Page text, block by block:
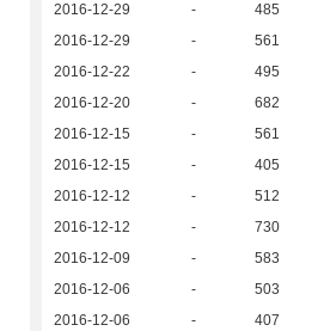
2016-12-29
- 485
2016-12-29
- 561
2016-12-22
- 495
2016-12-20
- 682
2016-12-15
- 561
2016-12-15
- 405
2016-12-12
- 512
2016-12-12
- 730
2016-12-09
- 583
2016-12-06
- 503
2016-12-06
- 407